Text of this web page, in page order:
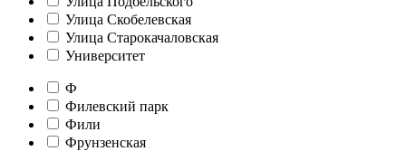
Улица Скобелевская
Улица Старокачаловская
Университет
Ф
Филевский парк
Фили
Фрунзенская